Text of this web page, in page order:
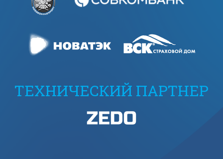
ТЕХНИЧЕСКИЙ ПАРТНЕР